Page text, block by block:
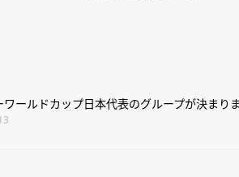
ワールドカップ日本代表のグループが決まり